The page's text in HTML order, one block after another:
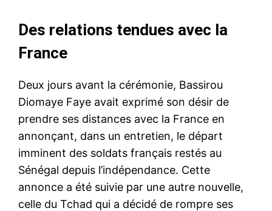
Des relations tendues avec la
France
Deux jours avant la cérémonie, Bassirou
Diomaye Faye avait exprimé son désir de
prendre ses distances avec la France en
annonçant, dans un entretien, le départ
imminent des soldats français restés au
Sénégal depuis l’indépendance. Cette
annonce a été suivie par une autre nouvelle,
celle du Tchad qui a décidé de rompre ses